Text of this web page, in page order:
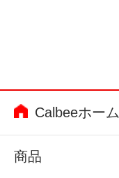
Calbeeホーム
商品